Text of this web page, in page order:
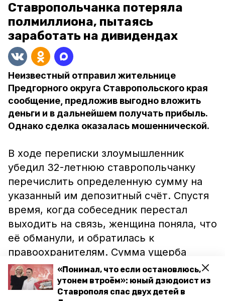
«Понимал, что если остановлюсь,
утонем втроём»: юный дзюдоист из
Ставрополя спас двух детей в
Ставропольчанка потеряла
полмиллиона, пытаясь
заработать на дивидендах
Неизвестный отправил жительнице
Предгорного округа Ставропольского края
сообщение, предложив выгодно вложить
деньги и в дальнейшем получать прибыль.
Однако сделка оказалась мошеннической.
В ходе переписки злоумышленник
убедил 32-летнюю ставропольчанку
перечислить определенную сумму на
указанный им депозитный счёт. Спустя
время, когда собеседник перестал
выходить на связь, женщина поняла, что
её обманули, и обратилась к
правоохранителям. Сумма ущерба
составила около 500 тысяч рублей.